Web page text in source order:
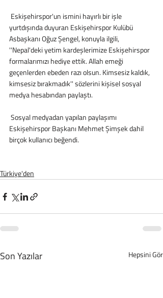
yurtdışında duyuran Eskişehirspor Kulübü
Asbaşkanı Oğuz Şengel, konuyla ilgili,
''Nepal'deki yetim kardeşlerimize Eskişehirspor
formalarımızı hediye ettik. Allah emeği
geçenlerden ebeden razı olsun. Kimsesiz kaldık,
kimsesiz bırakmadık'' sözlerini kişisel sosyal
medya hesabından paylaştı.
Eskişehirspor Başkanı Mehmet Şimşek dahil
birçok kullanıcı beğendi.
Türkiye'den
Son Yazılar Hepsini Gör